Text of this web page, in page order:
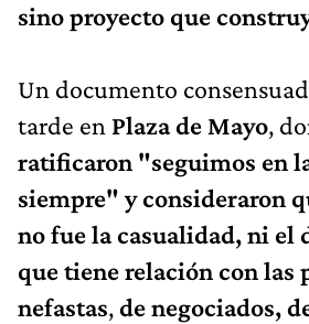
sino proyecto que
Un documento
tarde en Plaza de Mayo,
ratificaron "seguimos en
siempre" y consideraron
no fue la casualidad, ni el
que tiene relación con las
nefastas,de negociados,